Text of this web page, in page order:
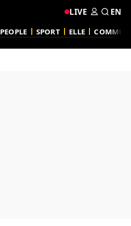
PEOPLE SPORT ELLE
LIVE EN